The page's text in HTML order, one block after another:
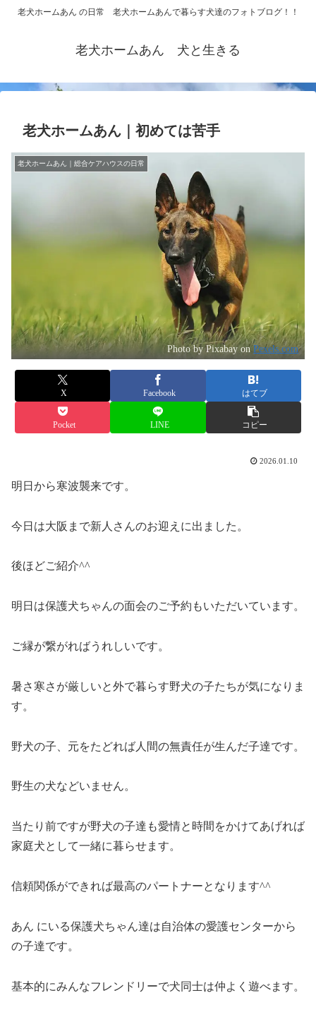
老犬ホームあん の日常 老犬ホームあんで暮らす犬達のフォトブログ！！
老犬ホームあん 犬と生きる
老犬ホームあん｜初めては苦手
老犬ホームあん｜総合ケアハウスの日常
Photo by Pixabay onPexels.com
X Facebook はてブ
Pocket LINE コピー
2026.01.10
明日から寒波襲来です。
今日は大阪まで新人さんのお迎えに出ました。
後ほどご紹介^^
明日は保護犬ちゃんの面会のご予約もいただいています。
ご縁が繋がればうれしいです。
暑さ寒さが厳しいと外で暮らす野犬の子たちが気になりま
す。
野犬の子、元をたどれば人間の無責任が生んだ子達です。
野生の犬などいません。
当たり前ですが野犬の子達も愛情と時間をかけてあげれば
家庭犬として一緒に暮らせます。
信頼関係ができれば最高のパートナーとなります^^
あん にいる保護犬ちゃん達は自治体の愛護センターから
の子達です。
基本的にみんなフレンドリーで犬同士は仲よく遊べます。